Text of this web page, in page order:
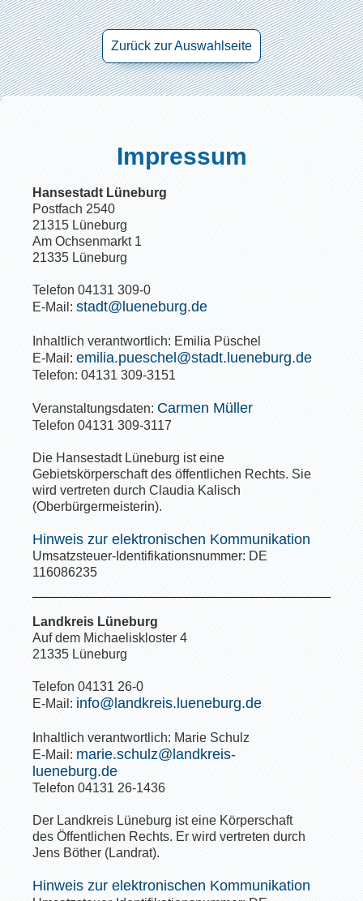
Zurück zur Auswahlseite
Impressum
Hansestadt Lüneburg
Postfach 2540
21315 Lüneburg
Am Ochsenmarkt 1
21335 Lüneburg
Telefon 04131 309-0
E-Mail: stadt@lueneburg.de
Inhaltlich verantwortlich: Emilia Püschel
E-Mail: emilia.pueschel@stadt.lueneburg.de
Telefon: 04131 309-3151
Veranstaltungsdaten: Carmen Müller
Telefon 04131 309-3117
Die Hansestadt Lüneburg ist eine
Gebietskörperschaft des öffentlichen Rechts. Sie
wird vertreten durch Claudia Kalisch
(Oberbürgermeisterin).
Hinweis zur elektronischen Kommunikation
Umsatzsteuer-Identifikationsnummer: DE
116086235
Landkreis Lüneburg
Auf dem Michaeliskloster 4
21335 Lüneburg
Telefon 04131 26-0
E-Mail: info@landkreis.lueneburg.de
Inhaltlich verantwortlich: Marie Schulz
E-Mail: marie.schulz@landkreis-
lueneburg.de
Telefon 04131 26-1436
Der Landkreis Lüneburg ist eine Körperschaft
des Öffentlichen Rechts. Er wird vertreten durch
Jens Böther (Landrat).
Hinweis zur elektronischen Kommunikation